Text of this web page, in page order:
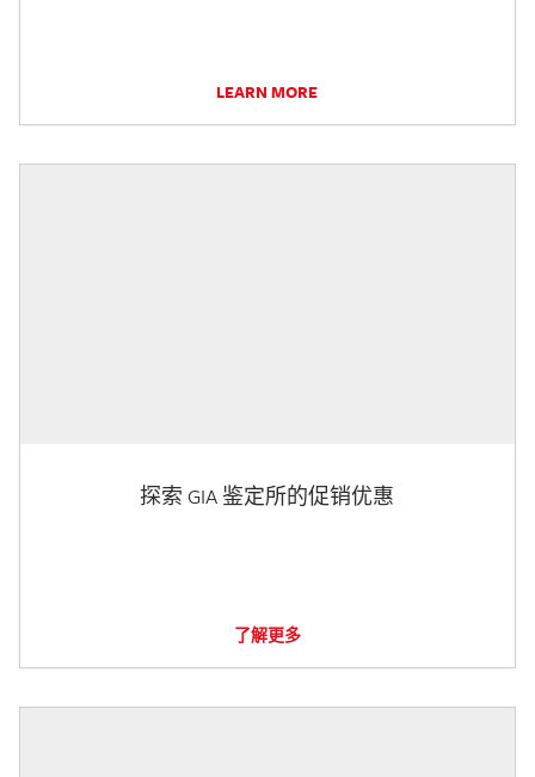
LEARN MORE
探索 GIA 鉴定所的促销优惠
了解更多